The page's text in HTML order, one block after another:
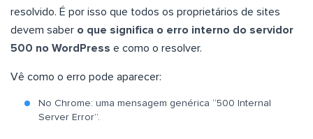
resolvido. É por isso que todos os proprietários de sites
devem saber o que significa o erro interno do servidor
500 no WordPress e como o resolver.
Vê como o erro pode aparecer:
No Chrome: uma mensagem genérica “500 Internal
Server Error”.